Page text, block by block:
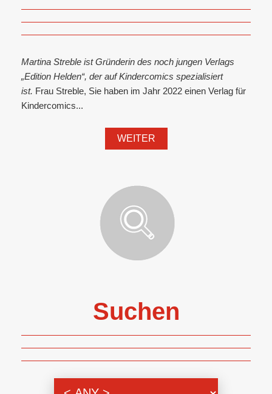
Martina Streble ist Gründerin des noch jungen Verlags
„Edition Helden“, der auf Kindercomics spezialisiert
ist. Frau Streble, Sie haben im Jahr 2022 einen Verlag für
Kindercomics...
WEITER
Suchen